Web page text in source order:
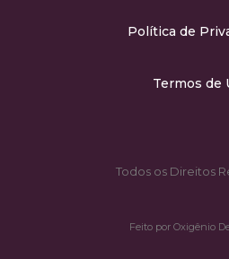
Política de
Termos de
Todos os Direitos
Feito por Oxigênio